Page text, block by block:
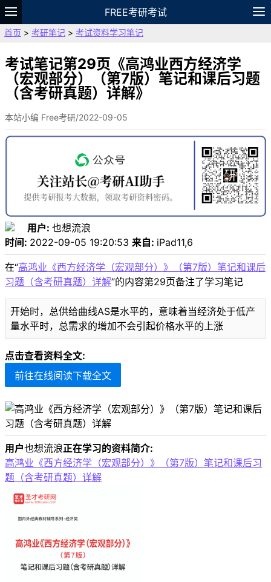
FREE考研考试
题库
故事 专题 APP
VIP
资料
首页 > 考研笔记 > 考试资料学习笔记
考试笔记第29页《高鸿业西方经济学
（宏观部分）（第7版）笔记和课后习题
（含考研真题）详解》
本站小编 Free考研/2022-09-05
用户: 也想流浪
时间: 2022-09-05 19:20:53 来自: iPad11,6
在“高鸿业《西方经济学（宏观部分）》（第7版）笔记和课后
习题（含考研真题）详解”的内容第29页备注了学习笔记
开始时，总供给曲线AS是水平的，意味着当经济处于低产
量水平时，总需求的增加不会引起价格水平的上涨
点击查看资料全文:
前往在线阅读下载全文
用户也想流浪正在学习的资料简介:
高鸿业《西方经济学（宏观部分）》（第7版）笔记和课后习
题（含考研真题）详解